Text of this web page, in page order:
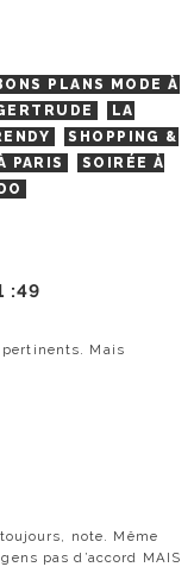
PLANS MODE À
LA
SHOPPING &
PARIS
SOIRÉE À
:49
Mais
note. Même
pas d’accord MAIS